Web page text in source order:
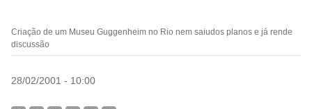
Criação de um Museu Guggenheim no Rio nem saiudos planos e já rende
discussão
28/02/2001 - 10:00